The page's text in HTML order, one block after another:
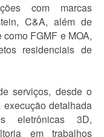
com marcas
C&A, além de
FGMF e MOA,
residenciais de
serviços, desde o
detalhada
eletrônicas 3D,
em trabalhos